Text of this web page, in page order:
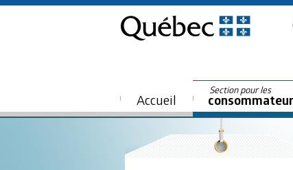
Accueil
Section pour les